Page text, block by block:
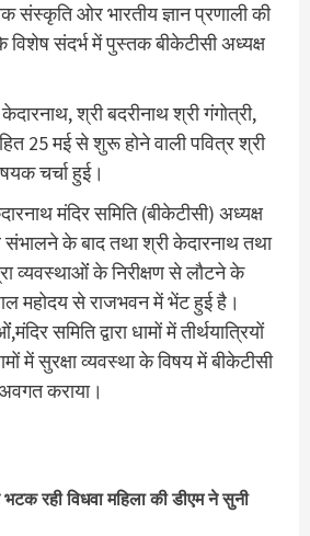
संस्कृति ओर भारतीय ज्ञान प्रणाली की
विशेष संदर्भ में पुस्तक बीकेटीसी अध्यक्ष
श्री बदरीनाथ श्री गंगोत्री,
25 मई से शुरू होने वाली पवित्र श्री
चर्चा हुई।
मंदिर समिति (बीकेटीसी) अध्यक्ष
संभालने के बाद तथा श्री केदारनाथ तथा
व्यवस्थाओंं के निरीक्षण से लौटने के
महोदय से राजभवन में भेंट हुई है।
समिति द्वारा धामों में तीर्थयात्रियों
में सुरक्षा व्यवस्था के विषय में बीकेटीसी
कराया।
रही विधवा महिला की डीएम ने सुनी